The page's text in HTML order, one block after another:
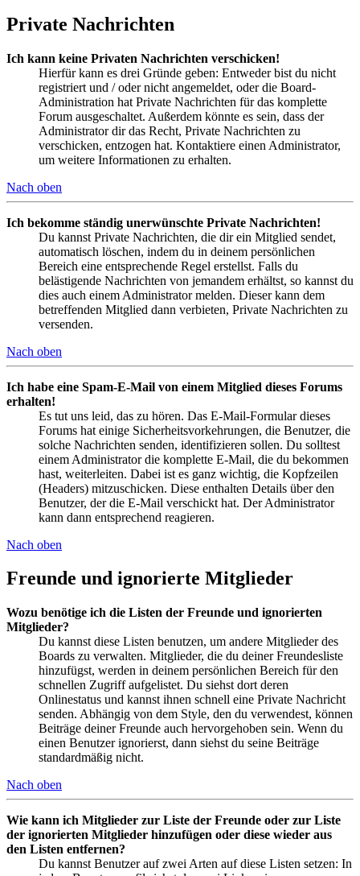
Private Nachrichten
Ich kann keine Privaten Nachrichten verschicken!
Hierfür kann es drei Gründe geben: Entweder bist du nicht
registriert und / oder nicht angemeldet, oder die Board-
Administration hat Private Nachrichten für das komplette
Forum ausgeschaltet. Außerdem könnte es sein, dass der
Administrator dir das Recht, Private Nachrichten zu
verschicken, entzogen hat. Kontaktiere einen Administrator,
um weitere Informationen zu erhalten.
Nach oben
Ich bekomme ständig unerwünschte Private Nachrichten!
Du kannst Private Nachrichten, die dir ein Mitglied sendet,
automatisch löschen, indem du in deinem persönlichen
Bereich eine entsprechende Regel erstellst. Falls du
belästigende Nachrichten von jemandem erhältst, so kannst du
dies auch einem Administrator melden. Dieser kann dem
betreffenden Mitglied dann verbieten, Private Nachrichten zu
versenden.
Nach oben
Ich habe eine Spam-E-Mail von einem Mitglied dieses Forums
erhalten!
Es tut uns leid, das zu hören. Das E-Mail-Formular dieses
Forums hat einige Sicherheitsvorkehrungen, die Benutzer, die
solche Nachrichten senden, identifizieren sollen. Du solltest
einem Administrator die komplette E-Mail, die du bekommen
hast, weiterleiten. Dabei ist es ganz wichtig, die Kopfzeilen
(Headers) mitzuschicken. Diese enthalten Details über den
Benutzer, der die E-Mail verschickt hat. Der Administrator
kann dann entsprechend reagieren.
Nach oben
Freunde und ignorierte Mitglieder
Wozu benötige ich die Listen der Freunde und ignorierten
Mitglieder?
Du kannst diese Listen benutzen, um andere Mitglieder des
Boards zu verwalten. Mitglieder, die du deiner Freundesliste
hinzufügst, werden in deinem persönlichen Bereich für den
schnellen Zugriff aufgelistet. Du siehst dort deren
Onlinestatus und kannst ihnen schnell eine Private Nachricht
senden. Abhängig von dem Style, den du verwendest, können
Beiträge deiner Freunde auch hervorgehoben sein. Wenn du
einen Benutzer ignorierst, dann siehst du seine Beiträge
standardmäßig nicht.
Nach oben
Wie kann ich Mitglieder zur Liste der Freunde oder zur Liste
der ignorierten Mitglieder hinzufügen oder diese wieder aus
den Listen entfernen?
Du kannst Benutzer auf zwei Arten auf diese Listen setzen: In